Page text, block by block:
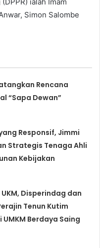
Simon Salombe
Rencana
“Sapa Dewan”
Responsif, Jimmi
Strategis Tenaga Ahli
Kebijakan
Disperindag dan
Tenun Kutim
Berdaya Saing